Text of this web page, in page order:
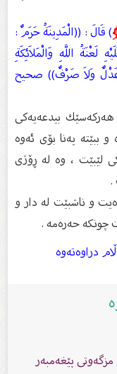
: ((الْمَدِينَةُ حَرَمٌ :
اللَّهِ وَالْمَلاَئِكَةِ
وَلاَ صَرْفٌ)) صحيح
بیدعەیەكی
پەنا بۆی ئەوە
، وە لە ڕۆژی
و ناشبێت لە دار و
حەرەمە .
دراوەتەوە
پێغەمبەر